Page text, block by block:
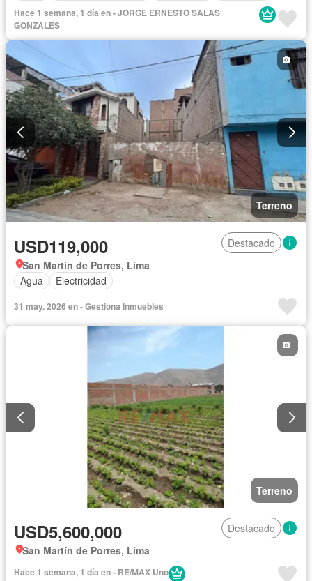
Hace 1 semana, 1 día en - JORGE ERNESTO SALAS
GONZALES
Terreno
USD119,000
Destacado
San Martín de Porres, Lima
Agua
Electricidad
31 may. 2026 en - Gestiona Inmuebles
Terreno
USD5,600,000
Destacado
San Martín de Porres, Lima
Hace 1 semana, 1 día en - RE/MAX Uno